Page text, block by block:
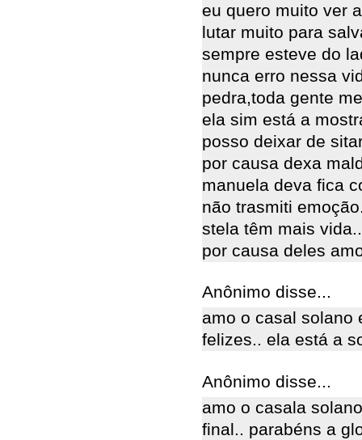
eu quero muito ver
lutar muito para
sempre esteve do
nunca erro nessa
pedra,toda gente
ela sim está a
posso deixar de
por causa dexa
manuela deva fica
não trasmiti
stela têm mais
por causa deles
Anônimo disse...
amo o casal solano
felizes.. ela está a
Anônimo disse...
amo o casala
final.. parabéns a